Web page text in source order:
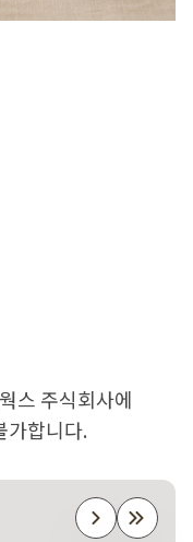
스 주식회사에
가합니다.